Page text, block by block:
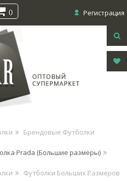
Регистрация
0
Брендовые Футболки
Prada (Большие размеры)
Футболки Больших Размеров